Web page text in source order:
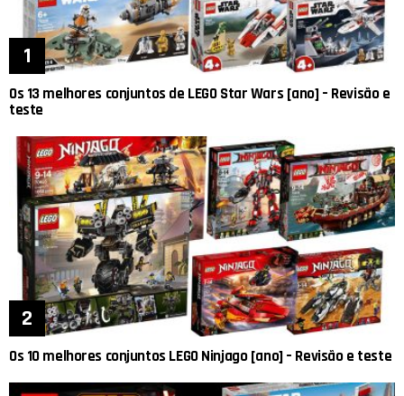
Os 13 melhores conjuntos de LEGO Star Wars [ano] – Revisão e
teste
Os 10 melhores conjuntos LEGO Ninjago [ano] – Revisão e teste